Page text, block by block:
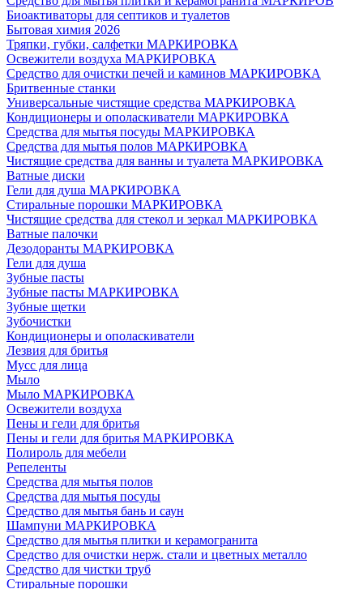
Биоактиваторы для септиков и туалетов
Бытовая химия 2026
Тряпки, губки, салфетки МАРКИРОВКА
Освежители воздуха МАРКИРОВКА
Средство для очистки печей и каминов МАРКИРОВКА
Бритвенные станки
Универсальные чистящие средства МАРКИРОВКА
Кондиционеры и ополаскиватели МАРКИРОВКА
Средства для мытья посуды МАРКИРОВКА
Средства для мытья полов МАРКИРОВКА
Чистящие средства для ванны и туалета МАРКИРОВКА
Ватные диски
Гели для душа МАРКИРОВКА
Стиральные порошки МАРКИРОВКА
Чистящие средства для стекол и зеркал МАРКИРОВКА
Ватные палочки
Дезодоранты МАРКИРОВКА
Гели для душа
Зубные пасты
Зубные пасты МАРКИРОВКА
Зубные щетки
Зубочистки
Кондиционеры и ополаскиватели
Лезвия для бритья
Мусс для лица
Мыло
Мыло МАРКИРОВКА
Освежители воздуха
Пены и гели для бритья
Пены и гели для бритья МАРКИРОВКА
Полироль для мебели
Репеленты
Средства для мытья полов
Средства для мытья посуды
Средство для мытья бань и саун
Шампуни МАРКИРОВКА
Средство для мытья плитки и керамогранита
Средство для очистки нерж. стали и цветных металло
Средство для чистки труб
Стиральные порошки